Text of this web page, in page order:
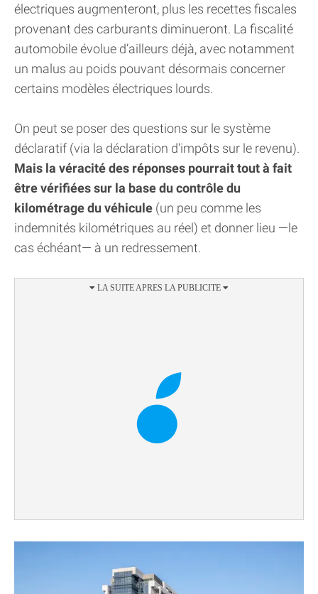
électriques augmenteront, plus les recettes fiscales
provenant des carburants diminueront. La fiscalité
automobile évolue d’ailleurs déjà, avec notamment
un malus au poids pouvant désormais concerner
certains modèles électriques lourds.
On peut se poser des questions sur le système
déclaratif (via la déclaration d'impôts sur le revenu).
Mais la véracité des réponses pourrait tout à fait
être vérifiées sur la base du contrôle du
kilométrage du véhicule (un peu comme les
indemnités kilométriques au réel) et donner lieu —le
cas échéant— à un redressement.